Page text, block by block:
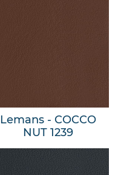
Lemans - COCCO
NUT 1239